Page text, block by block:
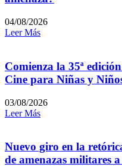
04/08/2026
Leer Más
Comienza la 35ª
Cine para Niñas y
03/08/2026
Leer Más
Nuevo giro en la
de amenazas militares